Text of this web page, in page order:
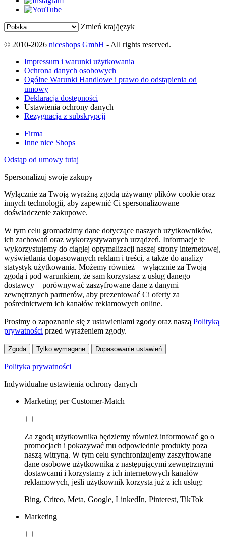
Zmień kraj/język
© 2010-2026 niceshops GmbH - All rights reserved.
Impressum i warunki użytkowania
Ochrona danych osobowych
Ogólne Warunki Handlowe i prawo do odstąpienia od
umowy
Deklaracja dostępności
Ustawienia ochrony danych
Rezygnacja z subskrypcji
Firma
Inne nice Shops
Odstąp od umowy tutaj
Spersonalizuj swoje zakupy
Wyłącznie za Twoją wyraźną zgodą używamy plików cookie oraz
innych technologii, aby zapewnić Ci spersonalizowane
doświadczenie zakupowe.
W tym celu gromadzimy dane dotyczące naszych użytkowników,
ich zachowań oraz wykorzystywanych urządzeń. Informacje te
wykorzystujemy do ciągłej optymalizacji naszej strony internetowej,
wyświetlania dopasowanych reklam i treści, a także do analizy
statystyk użytkowania. Możemy również – wyłącznie za Twoją
zgodą i pod warunkiem, że sam korzystasz z usług danego
dostawcy – porównywać zaszyfrowane dane z danymi
zewnętrznych partnerów, aby prezentować Ci oferty za
pośrednictwem ich kanałów reklamowych online.
Prosimy o zapoznanie się z ustawieniami zgody oraz naszą Polityką
prywatności przed wyrażeniem zgody.
Zgoda Tylko wymagane Dopasowanie ustawień
Polityka prywatności
Indywidualne ustawienia ochrony danych
Marketing per Customer-Match
Za zgodą użytkownika będziemy również informować go o
promocjach i pokazywać mu odpowiednie produkty poza
naszą witryną. W tym celu synchronizujemy zaszyfrowane
dane osobowe użytkownika z następującymi zewnętrznymi
dostawcami i korzystamy z ich internetowych kanałów
reklamowych, jeśli użytkownik korzysta już z ich usług:
Bing, Criteo, Meta, Google, LinkedIn, Pinterest, TikTok
Marketing